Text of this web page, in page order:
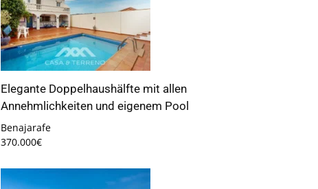
Elegante Doppelhaushälfte mit allen
Annehmlichkeiten und eigenem Pool
Benajarafe
370.000€